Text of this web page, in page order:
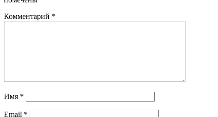
Комментарий *
Имя *
Email *